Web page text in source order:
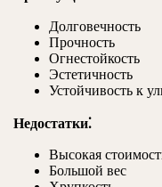
Долговечность
Прочность
Огнестойкость
Эстетичность
Устойчивость к
Недостатки⁚
Высокая
Большой вес